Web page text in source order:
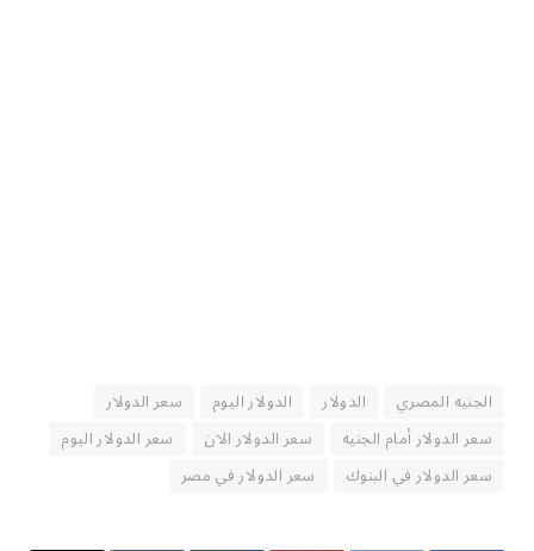
الجنيه المصري الدولار الدولار اليوم
سعر الدولار
سعر الدولار أمام الجنيه
سعر الدولار الان
سعر الدولار اليوم
سعر الدولار في البنوك
سعر الدولار في مصر